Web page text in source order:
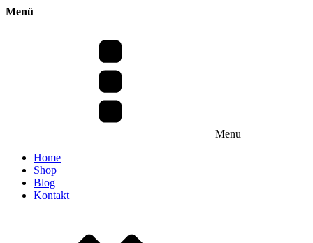
Menü
Menu
Home
Shop
Blog
Kontakt